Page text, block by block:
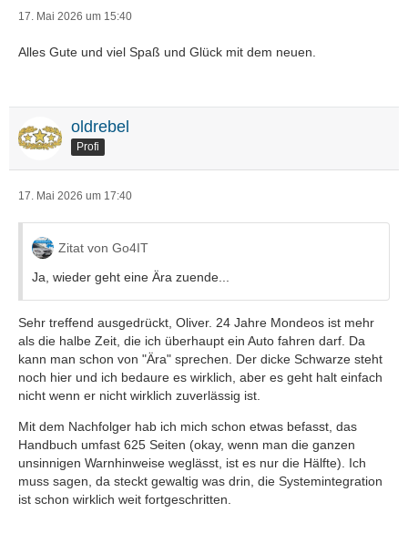
17. Mai 2026 um 15:40
Alles Gute und viel Spaß und Glück mit dem neuen.
oldrebel
Profi
17. Mai 2026 um 17:40
Zitat von Go4IT
Ja, wieder geht eine Ära zuende...
Sehr treffend ausgedrückt, Oliver. 24 Jahre Mondeos ist mehr
als die halbe Zeit, die ich überhaupt ein Auto fahren darf. Da
kann man schon von "Ära" sprechen. Der dicke Schwarze steht
noch hier und ich bedaure es wirklich, aber es geht halt einfach
nicht wenn er nicht wirklich zuverlässig ist.
Mit dem Nachfolger hab ich mich schon etwas befasst, das
Handbuch umfast 625 Seiten (okay, wenn man die ganzen
unsinnigen Warnhinweise weglässt, ist es nur die Hälfte). Ich
muss sagen, da steckt gewaltig was drin, die Systemintegration
ist schon wirklich weit fortgeschritten.